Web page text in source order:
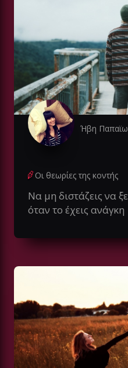
Ήβη
Οι θεωρίες της κοντής
Να μη διστάζεις να
όταν το έχεις ανάγκη